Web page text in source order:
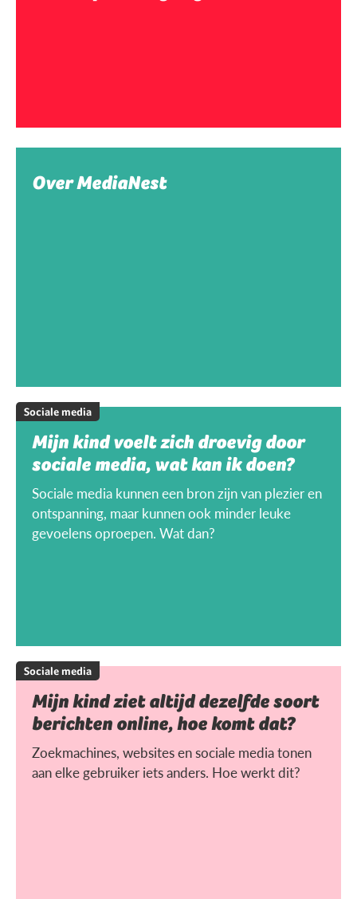
Over MediaNest
Sociale media
Mijn kind voelt zich droevig door
sociale media, wat kan ik doen?
Sociale media kunnen een bron zijn van plezier en
ontspanning, maar kunnen ook minder leuke
gevoelens oproepen. Wat dan?
Sociale media
Mijn kind ziet altijd dezelfde soort
berichten online, hoe komt dat?
Zoekmachines, websites en sociale media tonen
aan elke gebruiker iets anders. Hoe werkt dit?